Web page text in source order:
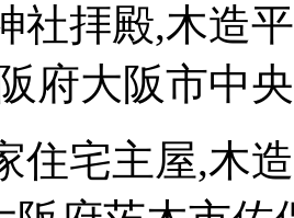
社拝殿,木造
府大阪市中
住宅主屋,木